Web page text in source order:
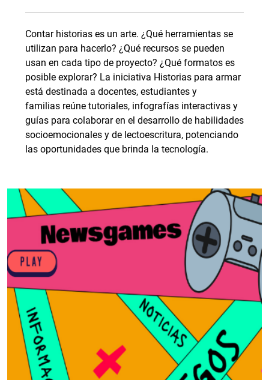
Contar historias es un arte. ¿Qué herramientas se
utilizan para hacerlo? ¿Qué recursos se pueden
usan en cada tipo de proyecto? ¿Qué formatos es
posible explorar? La iniciativa Historias para armar
está destinada a docentes, estudiantes y
familias reúne tutoriales, infografías interactivas y
guías para colaborar en el desarrollo de habilidades
socioemocionales y de lectoescritura, potenciando
las oportunidades que brinda la tecnología.